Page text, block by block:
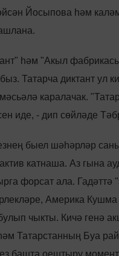
Йосыпова һәм
һәм "Акыл
Татарча диктант ул
каралачак.
иде, - дип сөйләде
быел шәһәрләр
катнаша. Аз гына
форсат ала. Гадәттә
Америка
чыкты. Кичә генә
Татарстанның Буа
башта оештыру